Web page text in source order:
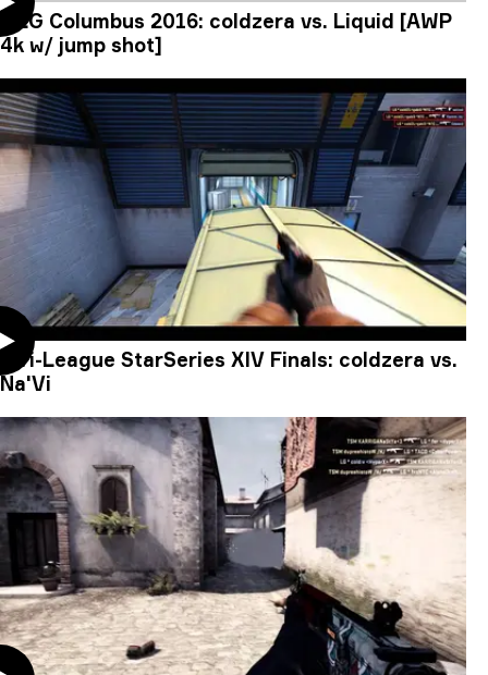
MLG Columbus 2016: coldzera vs. Liquid [AWP
4k w/ jump shot]
SL i-League StarSeries XIV Finals: coldzera vs.
Na'Vi